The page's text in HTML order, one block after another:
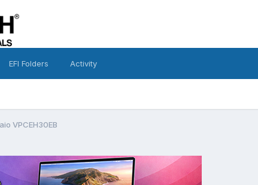
EFI Folders Activity
VPCEH30EB